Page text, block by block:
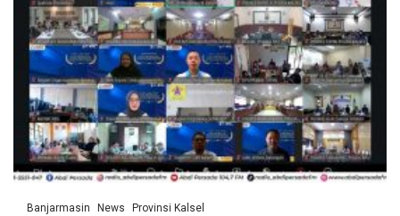
Banjarmasin News Provinsi Kalsel